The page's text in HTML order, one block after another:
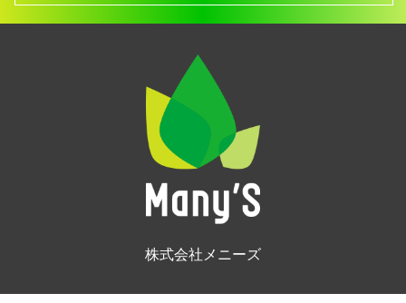
株式会社メニーズ